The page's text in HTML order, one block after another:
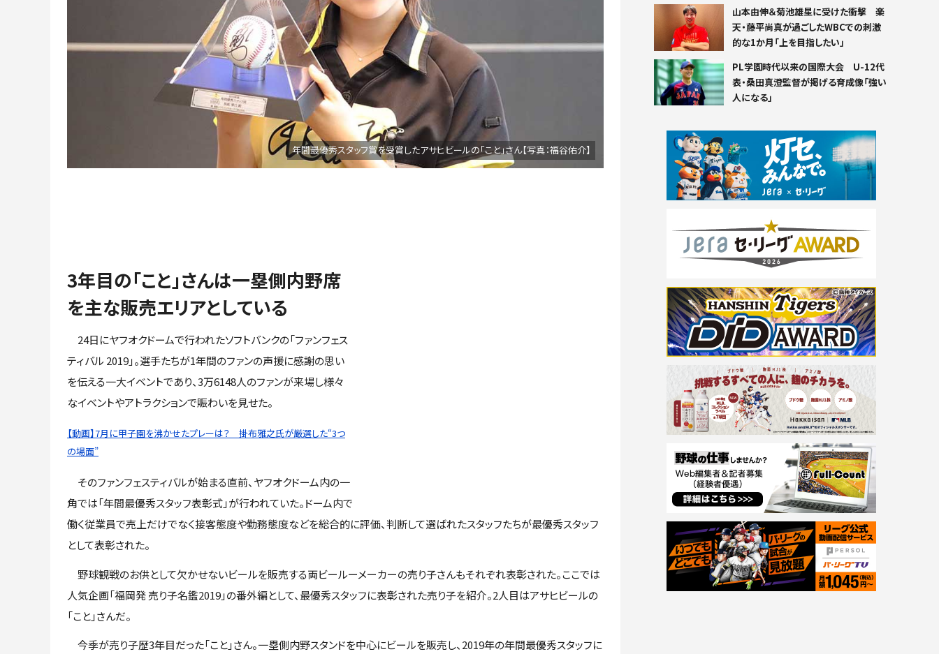
年間最優秀スタッフ賞を受賞したアサヒビールの「こと」さん【写真：福谷佑介】
3年目の「こと」さんは一塁側内野席
を主な販売エリアとしている
24日にヤフオクドームで行われたソフトバンクの「ファンフェス
ティバル 2019」。選手たちが1年間のファンの声援に感謝の思い
を伝える一大イベントであり、3万6148人のファンが来場し様々
なイベントやアトラクションで賑わいを見せた。
【動画】7月に甲子園を沸かせたプレーは？ 掛布雅之氏が厳選した“3つ
の場面”
そのファンフェスティバルが始まる直前、ヤフオクドーム内の一
角では「年間最優秀スタッフ表彰式」が行われていた。ドーム内で
働く従業員で売上だけでなく接客態度や勤務態度などを総合的に評価、判断して選ばれたスタッフたちが最優秀スタッフ
として表彰された。
野球観戦のお供として欠かせないビールを販売する両ビールーメーカーの売り子さんもそれぞれ表彰された。ここでは
人気企画「福岡発 売り子名鑑2019」の番外編として、最優秀スタッフに表彰された売り子を紹介。2人目はアサヒビールの
「こと」さんだ。
今季が売り子歴3年目だった「こと」さん。一塁側内野スタンドを中心にビールを販売し、2019年の年間最優秀スタッフに
山本由伸＆菊池雄星に受けた衝撃 楽
天・藤平尚真が過ごしたWBCでの刺激
的な1か月「上を目指したい」
PL学園時代以来の国際大会 U-12代
表・桑田真澄監督が掲げる育成像「強い
人になる」